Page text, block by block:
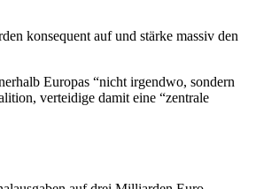
konsequent auf und stärke massiv den
Europas “nicht irgendwo, sondern
verteidige damit eine “zentrale